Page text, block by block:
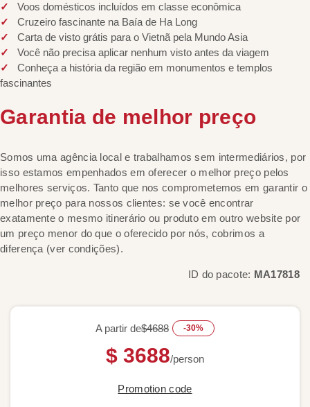
Voos domésticos incluídos em classe econômica
Cruzeiro fascinante na Baía de Ha Long
Carta de visto grátis para o Vietnã pela Mundo Asia
Você não precisa aplicar nenhum visto antes da viagem
Conheça a história da região em monumentos e templos
fascinantes
Garantia de melhor preço
Somos uma agência local e trabalhamos sem intermediários, por
isso estamos empenhados em oferecer o melhor preço pelos
melhores serviços. Tanto que nos comprometemos em garantir o
melhor preço para nossos clientes: se você encontrar
exatamente o mesmo itinerário ou produto em outro website por
um preço menor do que o oferecido por nós, cobrimos a
diferença (ver condições).
ID do pacote: MA17818
A partir de$4688 -30%
$ 3688/person
Promotion code